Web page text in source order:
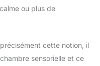
ou plus de
cette notion, il
sensorielle et ce